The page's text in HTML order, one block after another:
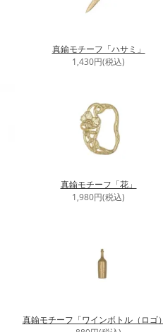
真鍮モチーフ「ハサミ」
1,430円(税込)
真鍮モチーフ「花」
1,980円(税込)
真鍮モチーフ「ワインボトル（ロゴ